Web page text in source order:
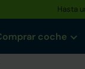
coche